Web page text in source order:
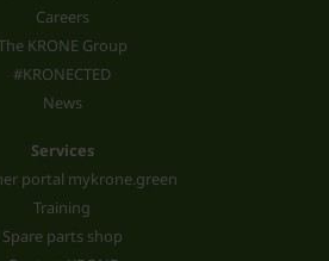
Careers
KRONE Group
#KRONECTED
News
Services
portal mykrone.green
Training
Spare parts shop